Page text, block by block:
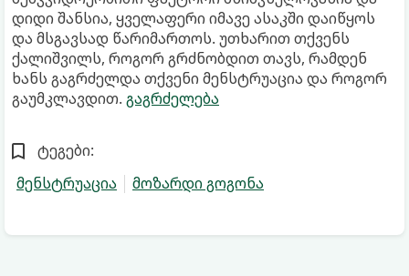
დიდი შანსია, ყველაფერი იმავე ასაკში დაიწყოს
და მსგავსად წარიმართოს. უთხარით თქვენს
ქალიშვილს, როგორ გრძნობდით თავს, რამდენ
ხანს გაგრძელდა თქვენი მენსტრუაცია და როგორ
გაუმკლავდით. გაგრძელება
ტეგები:
მენსტრუაცია
მოზარდი გოგონა